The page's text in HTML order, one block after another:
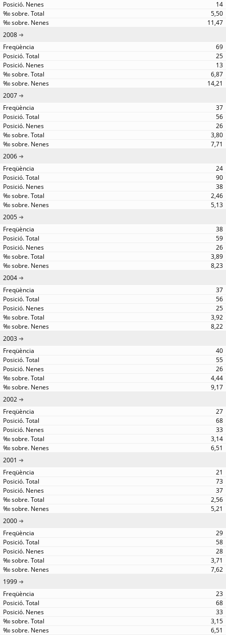
14
5,50
11,47
2008
69
25
13
6,87
14,21
2007
37
56
26
3,80
7,71
2006
24
90
38
2,46
5,13
2005
38
59
26
3,89
8,23
2004
37
56
25
3,92
8,22
2003
40
55
26
4,44
9,17
2002
27
68
33
3,14
6,51
2001
21
73
37
2,56
5,21
2000
29
58
28
3,71
7,62
1999
23
68
33
3,15
6,51